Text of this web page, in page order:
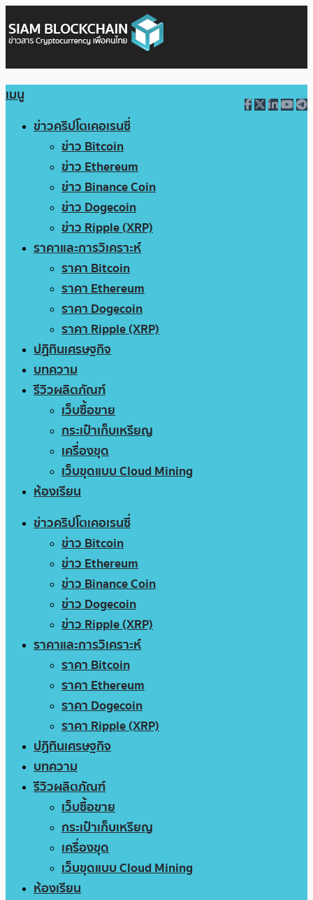
เมนู
ข่าวคริปโตเคอเรนซี่
ข่าว Bitcoin
ข่าว Ethereum
ข่าว Binance Coin
ข่าว Dogecoin
ข่าว Ripple (XRP)
ราคาและการวิเคราะห์
ราคา Bitcoin
ราคา Ethereum
ราคา Dogecoin
ราคา Ripple (XRP)
ปฏิทินเศรษฐกิจ
บทความ
รีวิวผลิตภัณฑ์
เว็บซื้อขาย
กระเป๋าเก็บเหรียญ
เครื่องขุด
เว็บขุดแบบ Cloud Mining
ห้องเรียน
ข่าวคริปโตเคอเรนซี่
ข่าว Bitcoin
ข่าว Ethereum
ข่าว Binance Coin
ข่าว Dogecoin
ข่าว Ripple (XRP)
ราคาและการวิเคราะห์
ราคา Bitcoin
ราคา Ethereum
ราคา Dogecoin
ราคา Ripple (XRP)
ปฏิทินเศรษฐกิจ
บทความ
รีวิวผลิตภัณฑ์
เว็บซื้อขาย
กระเป๋าเก็บเหรียญ
เครื่องขุด
เว็บขุดแบบ Cloud Mining
ห้องเรียน